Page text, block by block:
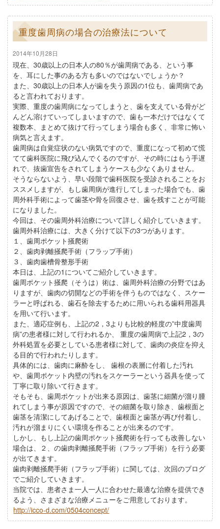
重度歯周病の場合の治療法について
2014年10月28日
現在、30歳以上の日本人の80％が歯周病である、という事
を、耳にした事のある方も多いのではないでしょうか？
また、30歳以上の日本人が歯を失う原因の1位も、歯周病であ
ると言われております。
実際、重度の歯周病になってしまうと、歯を支えている骨がど
んどん溶けていってしまいますので、歯も一本だけではなくて
複数本、まとめて抜けて行ってしまう場合も多く、非常に怖い
病気と言えます。
歯周病は自覚症状のない病気ですので、重度になって初めて慌
てて歯科医院に飛び込んでくるのですが、その時にはもう手遅
れで、抜歯宣告をされてしまうケースも少なくありません。
そうならないよう、早い段階で歯科医院を受診されることをお
ススメしますが、もし歯周病が進行してしまった場合でも、歯
周外科手術によって歯茎や骨を回復させ、歯を残すことが可能
になりました。
今回は、その歯周外科治療について詳しく紹介していきます。
歯周外科治療には、大きく分けて以下の3つがあります。
１、歯周ポケット掻爬術
２、歯肉剥離掻爬手術（フラップ手術）
３、歯肉歯槽骨整形手術
本日は、上記の1についてご紹介していきます。
歯周ポケット掻爬（そうは）術は、歯周外科治療の分野ではあ
りますが、歯肉の切開などの手術を伴うものではなく、スケー
ラーと呼ばれる、歯石を除去するために用いられる歯科用器具
を用いて行います。
また、適応症例も、上記の2，3よりも比較的軽度の”中度歯周
病”の患者様に対して行われるか、 重度の歯周病で上記2，3の
外科処置を必要としている患者様に対して、歯肉の炎症を抑え
る目的で行われたりします。
具体的には、歯肉に麻酔をし、 歯根の表層に付着した汚れ
や、歯周ポケット内壁の汚れをスケーラーという器具を使って
丁寧に取り除いて行きます。
そもそも、歯周ポケットが出来る原因は、歯茎に細菌が溜り腫
れてしまう事が原因ですので、その細菌を取り除き、歯根面と
歯茎を清潔にしてあげることで、歯根面と歯茎が再び付着し、
汚れが溜まりにくい環境を作ることが出来るのです。
しかし、もし上記の歯周ポケット掻爬術を行っても改善しない
場合は、２、の歯肉剥離掻爬手術（フラップ手術）を行う必要
が出てきます。
歯肉剥離掻爬手術（フラップ手術）に関しては、次回のブログ
でご紹介していきます。
当院では、患者さま一人一人に合わせた最適な治療を提供でき
るよう、さまざまな治療メニューをご用意しております。
http://icco-d.com/0504concept/